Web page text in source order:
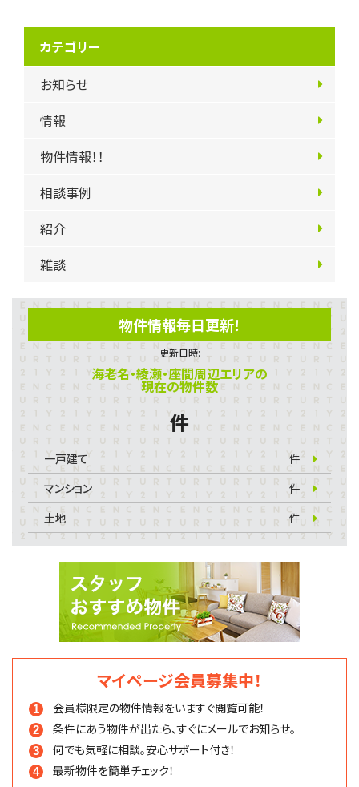
カテゴリー
お知らせ
情報
物件情報！！
相談事例
紹介
雑談
物件情報毎日更新！
更新日時:
海老名・綾瀬・座間周辺エリアの
現在の物件数
件
一戸建て
件
マンション
件
土地
件
マイページ会員募集中！
会員様限定の物件情報をいますぐ閲覧可能！
条件にあう物件が出たら、すぐにメールでお知らせ。
何でも気軽に相談。安心サポート付き！
最新物件を簡単チェック！